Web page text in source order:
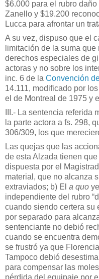
$6.000 para el rubro
Zanello y $19.200
Lucca para afrontar un
A su vez, dispuso que el
limitación de la suma
derechos especiales de
actoras y no sobre los
inc. 6 de la Convención
14.111, modificado por los
el de Montreal de 1975 y el
III.- La sentencia
la parte actora a fs. 298,
306/309, los que
Las quejas que las
de esta Alzada tienen
dispuesta por el
material, que no alcanza
extraviados; b) El a quo
independiente del rubro
cuando siendo certera su
por separado para
sentenciante no debió
cuando se encuentra
se frustró ya que
Tampoco debió
para compensar las
pérdida del equipaje por